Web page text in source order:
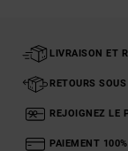
LIVRAISON ET
RETOURS
REJOIGNEZ LE
PAIEMENT